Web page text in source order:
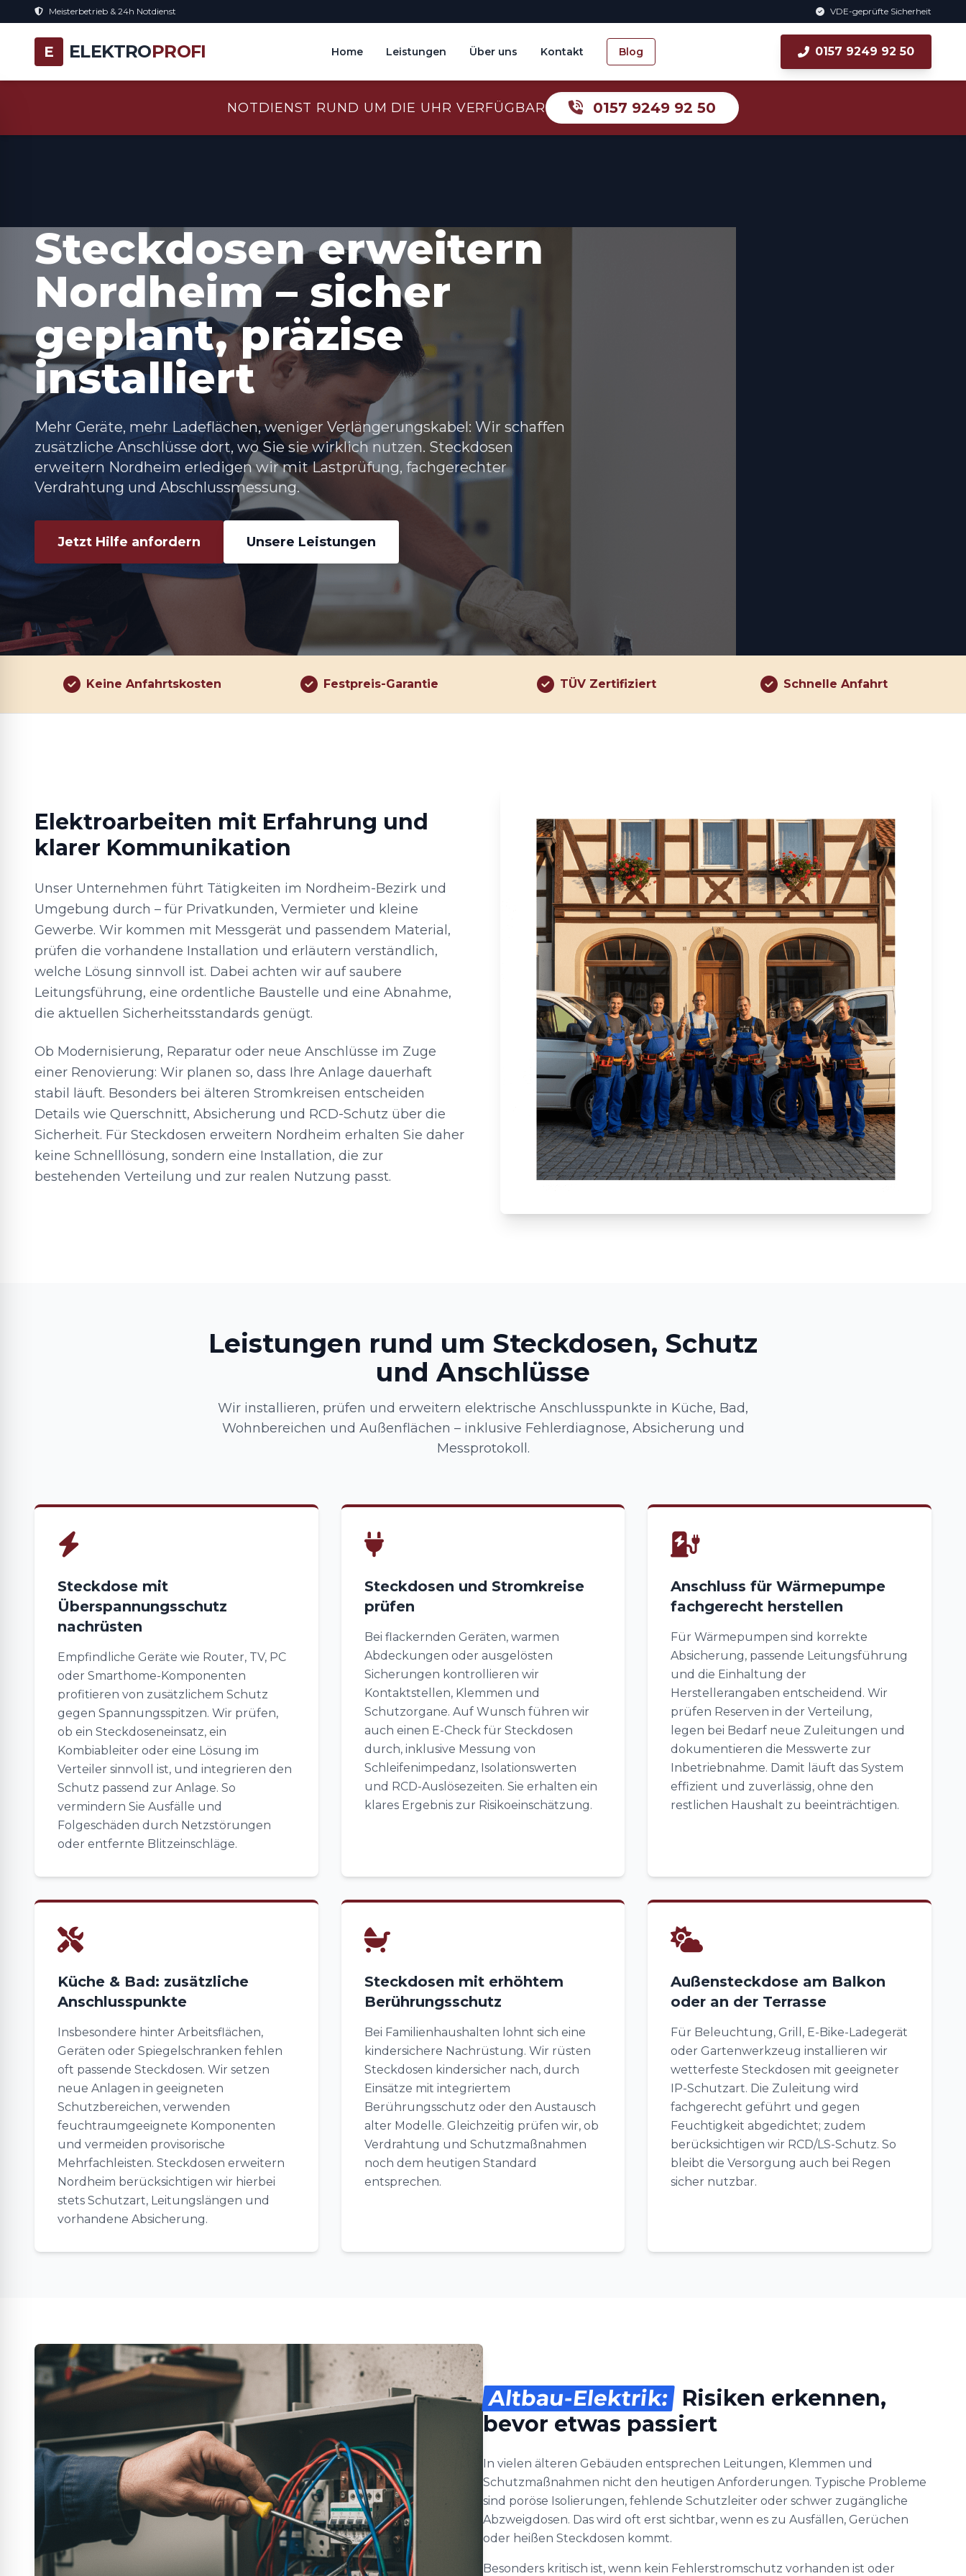
Meisterbetrieb & 24h Notdienst VDE-geprüfte Sicherheit
E ELEKTROPROFI Home Leistungen Über uns Kontakt Blog 0157 9249 92 50
NOTDIENST RUND UM DIE UHR VERFÜGBAR 0157 9249 92 50
Steckdosen erweitern
Nordheim – sicher
geplant, präzise
installiert
Mehr Geräte, mehr Ladeflächen, weniger Verlängerungskabel: Wir schaffen
zusätzliche Anschlüsse dort, wo Sie sie wirklich nutzen. Steckdosen
erweitern Nordheim erledigen wir mit Lastprüfung, fachgerechter
Verdrahtung und Abschlussmessung.
Jetzt Hilfe anfordern Unsere Leistungen
Keine Anfahrtskosten Festpreis-Garantie TÜV Zertifiziert Schnelle Anfahrt
Elektroarbeiten mit Erfahrung und
klarer Kommunikation
Unser Unternehmen führt Tätigkeiten im Nordheim-Bezirk und
Umgebung durch – für Privatkunden, Vermieter und kleine
Gewerbe. Wir kommen mit Messgerät und passendem Material,
prüfen die vorhandene Installation und erläutern verständlich,
welche Lösung sinnvoll ist. Dabei achten wir auf saubere
Leitungsführung, eine ordentliche Baustelle und eine Abnahme,
die aktuellen Sicherheitsstandards genügt.
Ob Modernisierung, Reparatur oder neue Anschlüsse im Zuge
einer Renovierung: Wir planen so, dass Ihre Anlage dauerhaft
stabil läuft. Besonders bei älteren Stromkreisen entscheiden
Details wie Querschnitt, Absicherung und RCD-Schutz über die
Sicherheit. Für Steckdosen erweitern Nordheim erhalten Sie daher
keine Schnelllösung, sondern eine Installation, die zur
bestehenden Verteilung und zur realen Nutzung passt.
Leistungen rund um Steckdosen, Schutz
und Anschlüsse
Wir installieren, prüfen und erweitern elektrische Anschlusspunkte in Küche, Bad,
Wohnbereichen und Außenflächen – inklusive Fehlerdiagnose, Absicherung und
Messprotokoll.
Steckdose mit
Überspannungsschutz
nachrüsten
Empfindliche Geräte wie Router, TV, PC
oder Smarthome-Komponenten
profitieren von zusätzlichem Schutz
gegen Spannungsspitzen. Wir prüfen,
ob ein Steckdoseneinsatz, ein
Kombiableiter oder eine Lösung im
Verteiler sinnvoll ist, und integrieren den
Schutz passend zur Anlage. So
vermindern Sie Ausfälle und
Folgeschäden durch Netzstörungen
oder entfernte Blitzeinschläge.
Steckdosen und Stromkreise
prüfen
Bei flackernden Geräten, warmen
Abdeckungen oder ausgelösten
Sicherungen kontrollieren wir
Kontaktstellen, Klemmen und
Schutzorgane. Auf Wunsch führen wir
auch einen E-Check für Steckdosen
durch, inklusive Messung von
Schleifenimpedanz, Isolationswerten
und RCD-Auslösezeiten. Sie erhalten ein
klares Ergebnis zur Risikoeinschätzung.
Anschluss für Wärmepumpe
fachgerecht herstellen
Für Wärmepumpen sind korrekte
Absicherung, passende Leitungsführung
und die Einhaltung der
Herstellerangaben entscheidend. Wir
prüfen Reserven in der Verteilung,
legen bei Bedarf neue Zuleitungen und
dokumentieren die Messwerte zur
Inbetriebnahme. Damit läuft das System
effizient und zuverlässig, ohne den
restlichen Haushalt zu beeinträchtigen.
Küche & Bad: zusätzliche
Anschlusspunkte
Insbesondere hinter Arbeitsflächen,
Geräten oder Spiegelschranken fehlen
oft passende Steckdosen. Wir setzen
neue Anlagen in geeigneten
Schutzbereichen, verwenden
feuchtraumgeeignete Komponenten
und vermeiden provisorische
Mehrfachleisten. Steckdosen erweitern
Nordheim berücksichtigen wir hierbei
stets Schutzart, Leitungslängen und
vorhandene Absicherung.
Steckdosen mit erhöhtem
Berührungsschutz
Bei Familienhaushalten lohnt sich eine
kindersichere Nachrüstung. Wir rüsten
Steckdosen kindersicher nach, durch
Einsätze mit integriertem
Berührungsschutz oder den Austausch
alter Modelle. Gleichzeitig prüfen wir, ob
Verdrahtung und Schutzmaßnahmen
noch dem heutigen Standard
entsprechen.
Außensteckdose am Balkon
oder an der Terrasse
Für Beleuchtung, Grill, E-Bike-Ladegerät
oder Gartenwerkzeug installieren wir
wetterfeste Steckdosen mit geeigneter
IP-Schutzart. Die Zuleitung wird
fachgerecht geführt und gegen
Feuchtigkeit abgedichtet; zudem
berücksichtigen wir RCD/LS-Schutz. So
bleibt die Versorgung auch bei Regen
sicher nutzbar.
Altbau-Elektrik: Risiken erkennen,
bevor etwas passiert
In vielen älteren Gebäuden entsprechen Leitungen, Klemmen und
Schutzmaßnahmen nicht den heutigen Anforderungen. Typische Probleme
sind poröse Isolierungen, fehlende Schutzleiter oder schwer zugängliche
Abzweigdosen. Das wird oft erst sichtbar, wenn es zu Ausfällen, Gerüchen
oder heißen Steckdosen kommt.
Besonders kritisch ist, wenn kein Fehlerstromschutz vorhanden ist oder